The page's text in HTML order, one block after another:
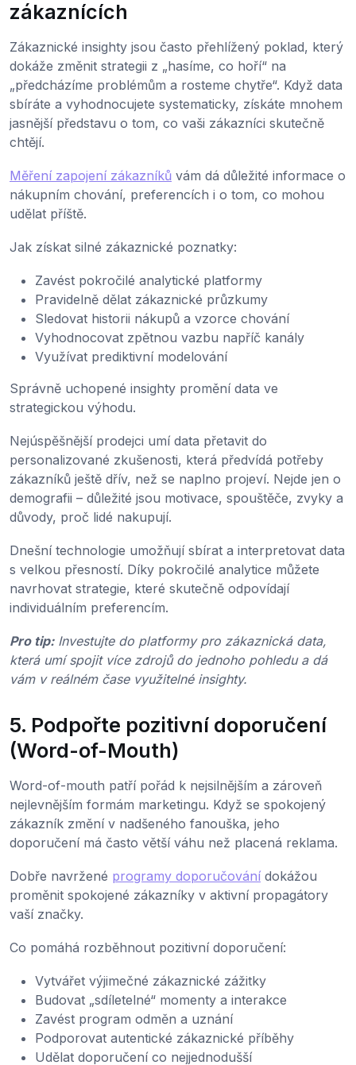
zákaznících
Zákaznické insighty jsou často přehlížený poklad, který
dokáže změnit strategii z „hasíme, co hoří“ na
„předcházíme problémům a rosteme chytře“. Když data
sbíráte a vyhodnocujete systematicky, získáte mnohem
jasnější představu o tom, co vaši zákazníci skutečně
chtějí.
Měření zapojení zákazníků vám dá důležité informace o
nákupním chování, preferencích i o tom, co mohou
udělat příště.
Jak získat silné zákaznické poznatky:
Zavést pokročilé analytické platformy
Pravidelně dělat zákaznické průzkumy
Sledovat historii nákupů a vzorce chování
Vyhodnocovat zpětnou vazbu napříč kanály
Využívat prediktivní modelování
Správně uchopené insighty promění data ve
strategickou výhodu.
Nejúspěšnější prodejci umí data přetavit do
personalizované zkušenosti, která předvídá potřeby
zákazníků ještě dřív, než se naplno projeví. Nejde jen o
demografii – důležité jsou motivace, spouštěče, zvyky a
důvody, proč lidé nakupují.
Dnešní technologie umožňují sbírat a interpretovat data
s velkou přesností. Díky pokročilé analytice můžete
navrhovat strategie, které skutečně odpovídají
individuálním preferencím.
Pro tip: Investujte do platformy pro zákaznická data,
která umí spojit více zdrojů do jednoho pohledu a dá
vám v reálném čase využitelné insighty.
5. Podpořte pozitivní doporučení
(Word-of-Mouth)
Word-of-mouth patří pořád k nejsilnějším a zároveň
nejlevnějším formám marketingu. Když se spokojený
zákazník změní v nadšeného fanouška, jeho
doporučení má často větší váhu než placená reklama.
Dobře navržené programy doporučování dokážou
proměnit spokojené zákazníky v aktivní propagátory
vaší značky.
Co pomáhá rozběhnout pozitivní doporučení:
Vytvářet výjimečné zákaznické zážitky
Budovat „sdíletelné“ momenty a interakce
Zavést program odměn a uznání
Podporovat autentické zákaznické příběhy
Udělat doporučení co nejjednodušší